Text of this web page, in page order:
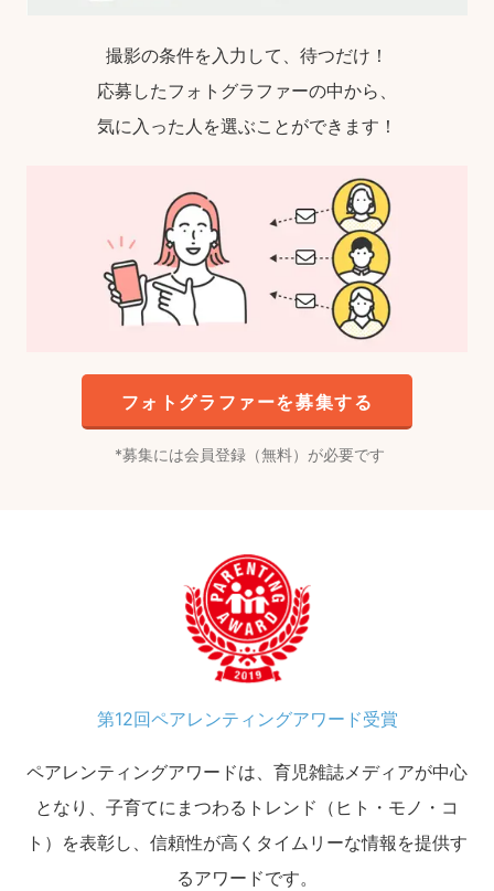
撮影の条件を入力して、待つだけ！
応募したフォトグラファーの中から、
気に入った人を選ぶことができます！
フォトグラファーを募集する
募集には会員登録（無料）が必要です
第12回ペアレンティングアワード受賞
ペアレンティングアワードは、育児雑誌メディアが中心
となり、子育てにまつわるトレンド（ヒト・モノ・コ
ト）を表彰し、信頼性が高くタイムリーな情報を提供す
るアワードです。